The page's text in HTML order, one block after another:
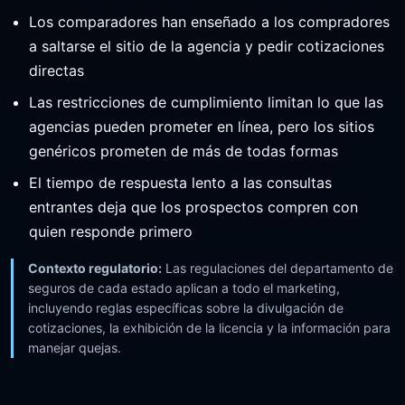
Los comparadores han enseñado a los compradores
a saltarse el sitio de la agencia y pedir cotizaciones
directas
Las restricciones de cumplimiento limitan lo que las
agencias pueden prometer en línea, pero los sitios
genéricos prometen de más de todas formas
El tiempo de respuesta lento a las consultas
entrantes deja que los prospectos compren con
quien responde primero
Contexto regulatorio: Las regulaciones del departamento de
seguros de cada estado aplican a todo el marketing,
incluyendo reglas específicas sobre la divulgación de
cotizaciones, la exhibición de la licencia y la información para
manejar quejas.